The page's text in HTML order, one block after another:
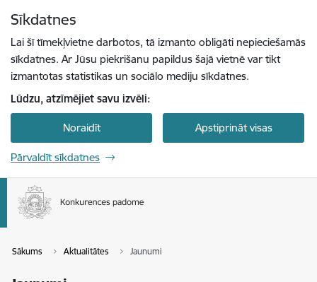
Sīkdatnes
Lai šī tīmekļvietne darbotos, tā izmanto obligāti nepieciešamās
sīkdatnes. Ar Jūsu piekrišanu papildus šajā vietnē var tikt
izmantotas statistikas un sociālo mediju sīkdatnes.
Lūdzu, atzīmējiet savu izvēli:
Noraidīt Apstiprināt visas
Pārvaldīt sīkdatnes
Sākums Aktualitātes Jaunumi